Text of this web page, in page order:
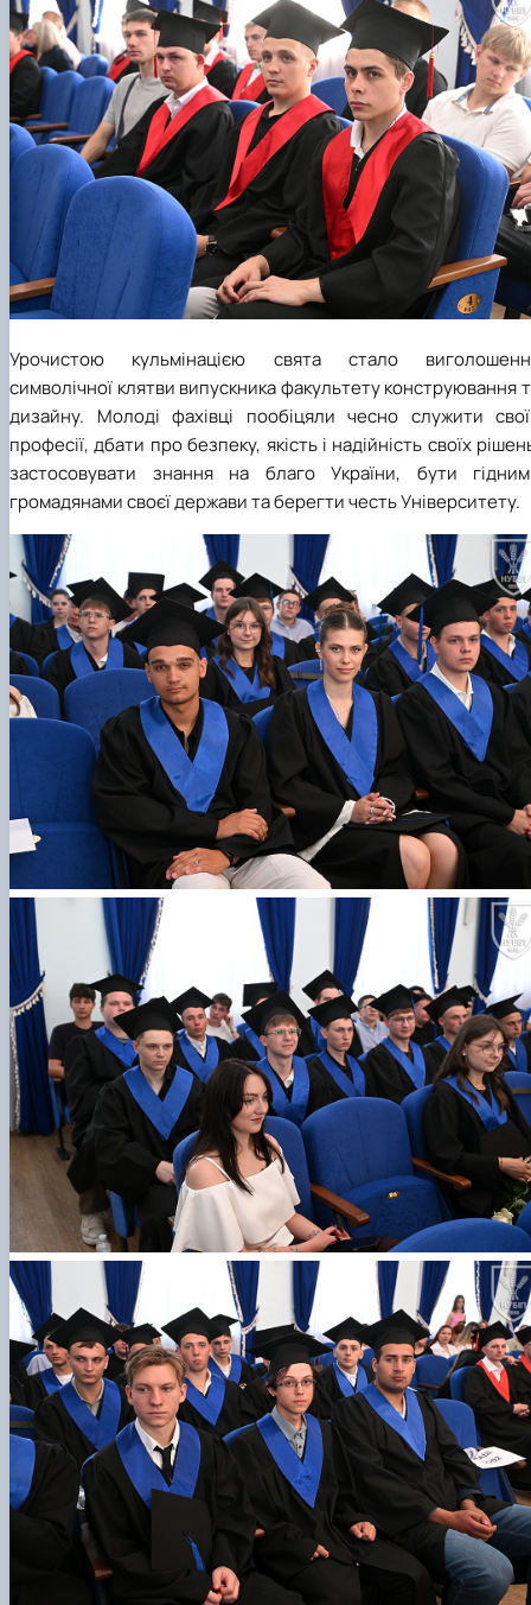
Урочистою кульмінацією свята стало
символічної клятви випускника факультету конструювання
дизайну. Молоді фахівці пообіцяли чесно служити
професії, дбати про безпеку, якість і надійність своїх
застосовувати знання на благо України, бути
громадянами своєї держави та берегти честь Університету.